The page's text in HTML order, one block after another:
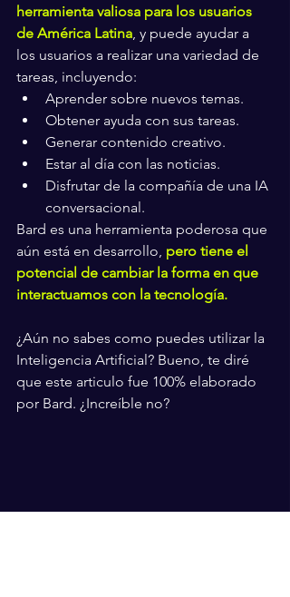
herramienta valiosa para los usuarios
de América Latina, y puede ayudar a
los usuarios a realizar una variedad de
tareas, incluyendo:
Aprender sobre nuevos temas.
Obtener ayuda con sus tareas.
Generar contenido creativo.
Estar al día con las noticias.
Disfrutar de la compañía de una IA
conversacional.
Bard es una herramienta poderosa que
aún está en desarrollo, pero tiene el
potencial de cambiar la forma en que
interactuamos con la tecnología.
¿Aún no sabes como puedes utilizar la
Inteligencia Artificial? Bueno, te diré
que este articulo fue 100% elaborado
por Bard. ¿Increíble no?